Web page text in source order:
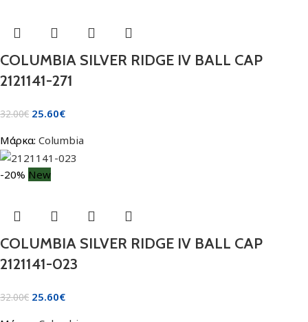
COLUMBIA SILVER RIDGE IV BALL CAP
2121141-271
32.00€ 25.60€
Μάρκα: Columbia
-20% New
COLUMBIA SILVER RIDGE IV BALL CAP
2121141-023
32.00€ 25.60€